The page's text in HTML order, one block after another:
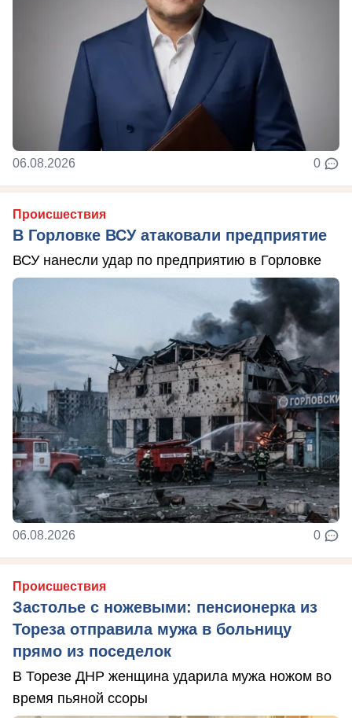
06.08.2026 0
Происшествия
В Горловке ВСУ атаковали предприятие
ВСУ нанесли удар по предприятию в Горловке
06.08.2026 0
Происшествия
Застолье с ножевыми: пенсионерка из
Тореза отправила мужа в больницу
прямо из поседелок
В Торезе ДНР женщина ударила мужа ножом во
время пьяной ссоры